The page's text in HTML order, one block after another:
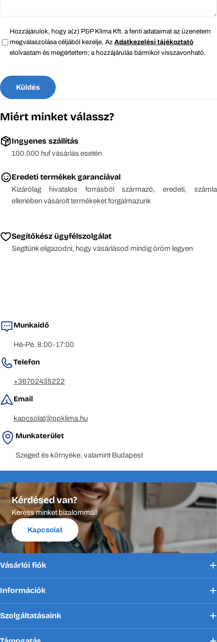
Hozzájárulok, hogy a(z) P&P Klíma Kft. a fenti adataimat az üzenetem
megválaszolása céljából kezelje. Az Adatkezelési tájékoztató
elolvastam és megértettem; a hozzájárulás bármikor visszavonható.
Küldés
Miért minket válassz?
Ingyenes szállítás
100.000 huf vásárlás esetén
Eredeti termékek garanciával
Kizárólag hivatalos forrásból származó, eredeti, számla
ellenében vásárolt termékeket forgalmazunk
Segítőkész ügyfélszolgálat
Segítünk eligazodni, hogy vásárlásod mindig öröm legyen
Munkaidő
Hé-Pé. 8:00-17:00
Telefon
+36702435222
Email
kapcsolat@ppklima.hu
Munkaterület
Szeged és környéke, valamint Budapest
Kérdésed van?
Keress minket bizalommal!
Kapcsolat
Vásárlói fiók
Információk
Szolgáltatásaink